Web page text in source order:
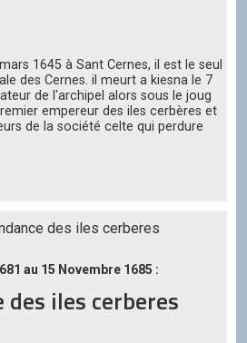
1645 à Sant Cernes, il est le seul
des Cernes. il meurt a kiesna le 7
de l'archipel alors sous le joug
empereur des iles cerbères et
de la société celte qui perdure
au 15 Novembre 1685 :
des iles cerberes